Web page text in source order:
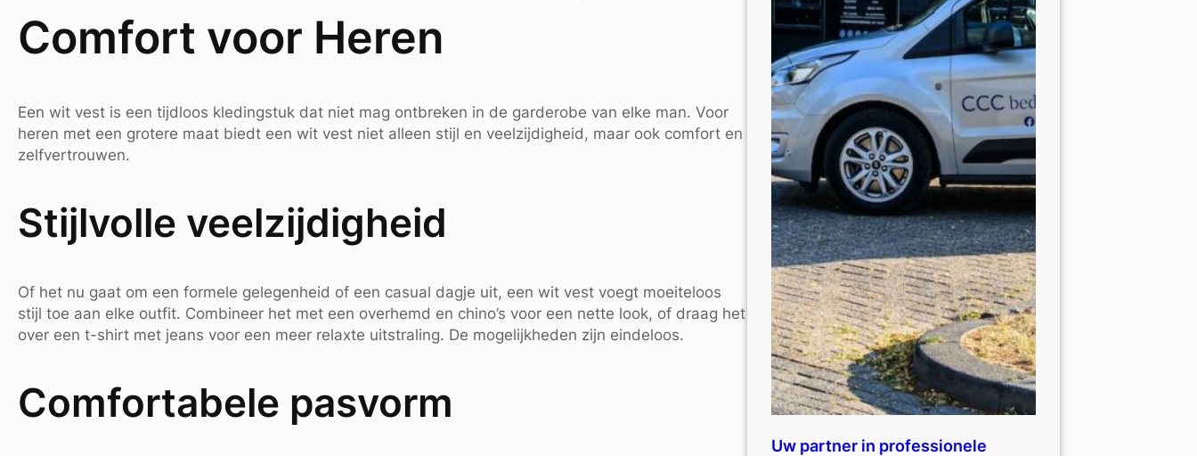
Comfort voor Heren
Een wit vest is een tijdloos kledingstuk dat niet mag ontbreken in de garderobe van elke man. Voor
heren met een grotere maat biedt een wit vest niet alleen stijl en veelzijdigheid, maar ook comfort en
zelfvertrouwen.
Stijlvolle veelzijdigheid
Of het nu gaat om een formele gelegenheid of een casual dagje uit, een wit vest voegt moeiteloos
stijl toe aan elke outfit. Combineer het met een overhemd en chino’s voor een nette look, of draag het
over een t-shirt met jeans voor een meer relaxte uitstraling. De mogelijkheden zijn eindeloos.
Comfortabele pasvorm
Uw partner in professionele